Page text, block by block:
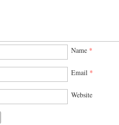
Name *
Email *
Website